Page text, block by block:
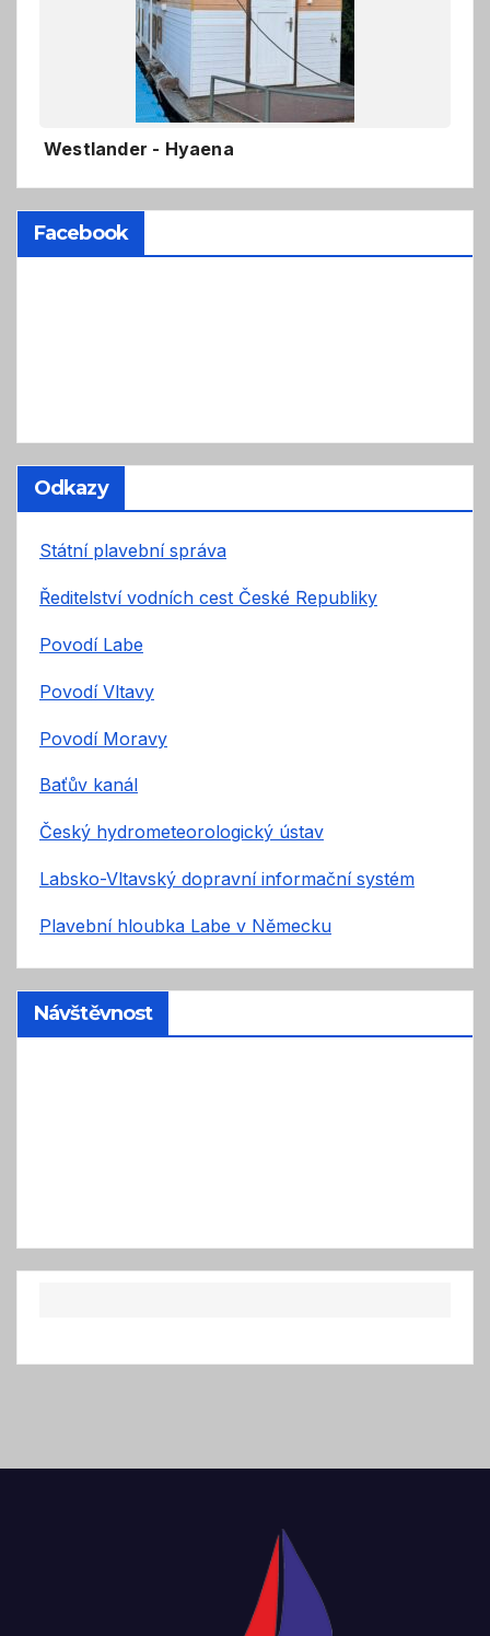
Westlander - Hyaena
Facebook
Odkazy
Státní plavební správa
Ředitelství vodních cest České Republiky
Povodí Labe
Povodí Vltavy
Povodí Moravy
Baťův kanál
Český hydrometeorologický ústav
Labsko-Vltavský dopravní informační systém
Plavební hloubka Labe v Německu
Návštěvnost